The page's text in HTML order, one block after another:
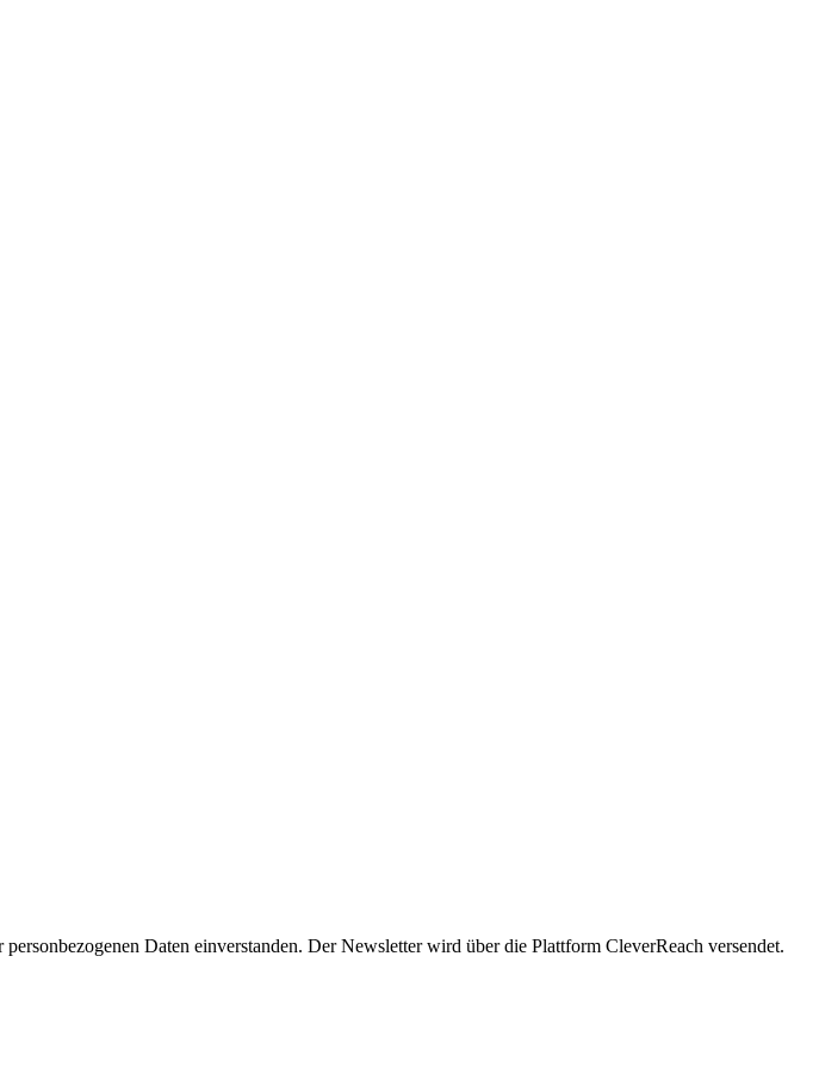
Daten einverstanden. Der Newsletter wird über die Plattform CleverReach versendet.